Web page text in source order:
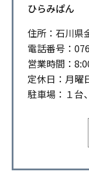
ひらみぱん
住所：石川県
電話番号：
営業時間：
定休日：月曜
駐車場：１台